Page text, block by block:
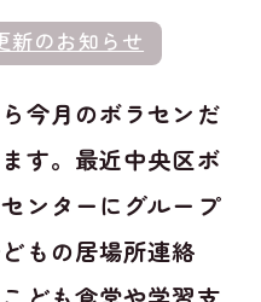
新のお知らせ
今月のボラセンだ
す。最近中央区ボ
ンターにグループ
もの居場所連絡